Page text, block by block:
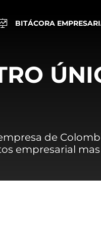
BITÁCORA
de
empresarial